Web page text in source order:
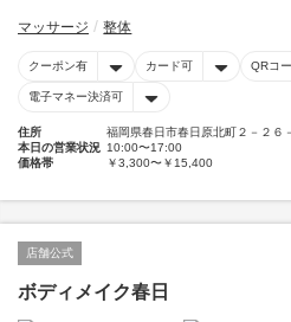
マッサージ 整体
クーポン有 カード可 QRコ
電子マネー決済可
住所
福岡県春日市春日原北町２－２６
本日の営業状況 10:00〜17:00
価格帯
￥3,300〜￥15,400
店舗公式
ボディメイク春日